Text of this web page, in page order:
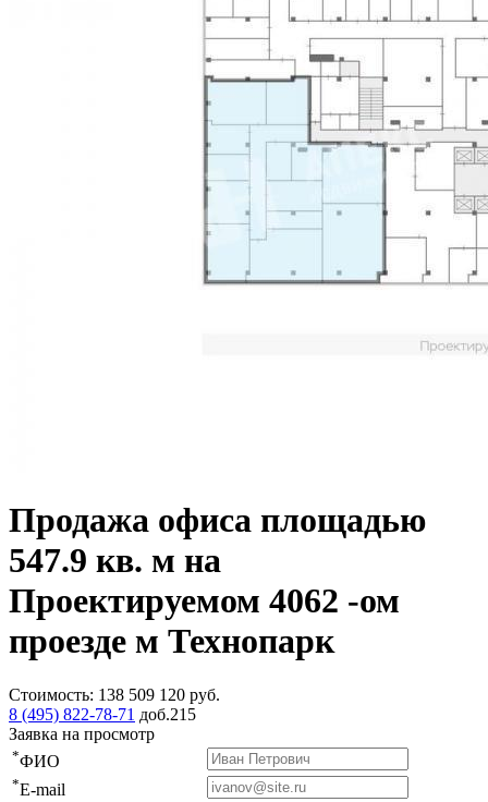
Продажа офиса площадью
547.9 кв. м на
Проектируемом 4062 -ом
проезде м Технопарк
Стоимость: 138 509 120 руб.
8 (495) 822-78-71 доб.215
Заявка на просмотр
*ФИО
*E-mail